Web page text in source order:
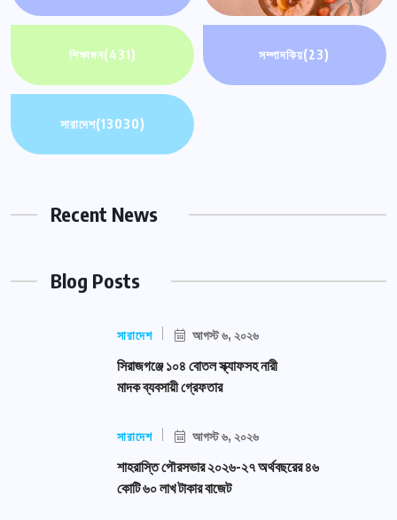
শিক্ষাঙ্গন(431) সম্পাদকিয়(23)
সারাদেশ(13030)
Recent News
Blog Posts
সারাদেশ আগস্ট ৬, ২০২৬
সিরাজগঞ্জে ১০৪ বোতল স্ক্যাফসহ নারী
মাদক ব্যবসায়ী গ্রেফতার
সারাদেশ আগস্ট ৬, ২০২৬
শাহরাস্তি পৌরসভার ২০২৬-২৭ অর্থবছরের ৪৬
কোটি ৬০ লাখ টাকার বাজেট